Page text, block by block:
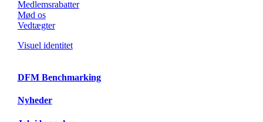
Medlemsrabatter
Mød os
Vedtægter
Visuel identitet
DFM Benchmarking
Nyheder